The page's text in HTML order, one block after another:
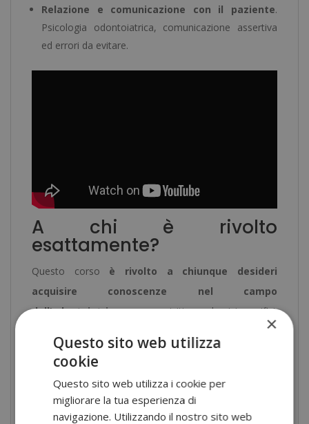
Relazione e comunicazione con il paziente.
Psicologia odontoiatrica, comunicazione assertiva
ed errori da evitare.
A chi è rivolto
esattamente?
Questo corso è rivolto a chiunque desideri
acquisire conoscenze nel campo
dell’odontoiatria, senza requisiti accademici specifici.
Studenti che vogliono ampliare il proprio profitto
formativo.
Professionisti che cercano competenze aggiuntive in
ambito sanitario.
×
Questo sito web utilizza
cookie
Questo sito web utilizza i cookie per
migliorare la tua esperienza di
navigazione. Utilizzando il nostro sito web